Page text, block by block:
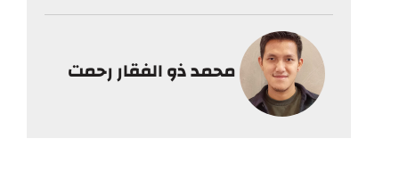
محمد ذو الفقار رحمت